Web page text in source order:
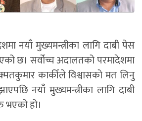
नयाँ मुख्यमन्त्रीका लागि दाबी पेस
छ। सर्वोच्च अदालतको परमादेशमा
कार्कीले विश्वासको मत लिनु
नयाँ मुख्यमन्त्रीका लागि दाबी
भएको हो।